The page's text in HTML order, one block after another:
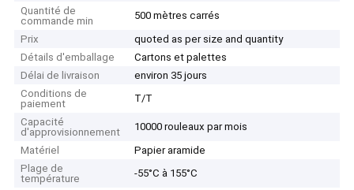
Quantité de
commande min
500 mètres carrés
Prix
quoted as per size and quantity
Détails d'emballage
Cartons et palettes
Délai de livraison
environ 35 jours
Conditions de
paiement
T/T
Capacité
d'approvisionnement
10000 rouleaux par mois
Matériel
Papier aramide
Plage de
température
-55°C à 155°C